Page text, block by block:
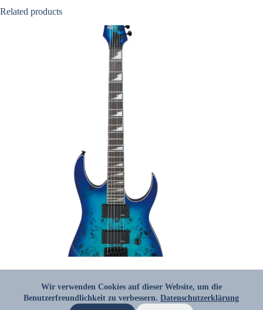
Wir verwenden Cookies auf dieser Website, um die
Benutzerfreundlichkeit zu verbessern.Datenschutzerklärung
Related products
KONTAKT AGB
IMPRESSUM